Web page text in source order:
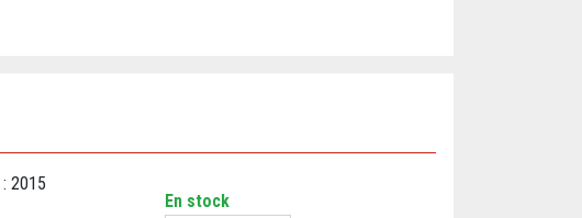
: 2015
En stock